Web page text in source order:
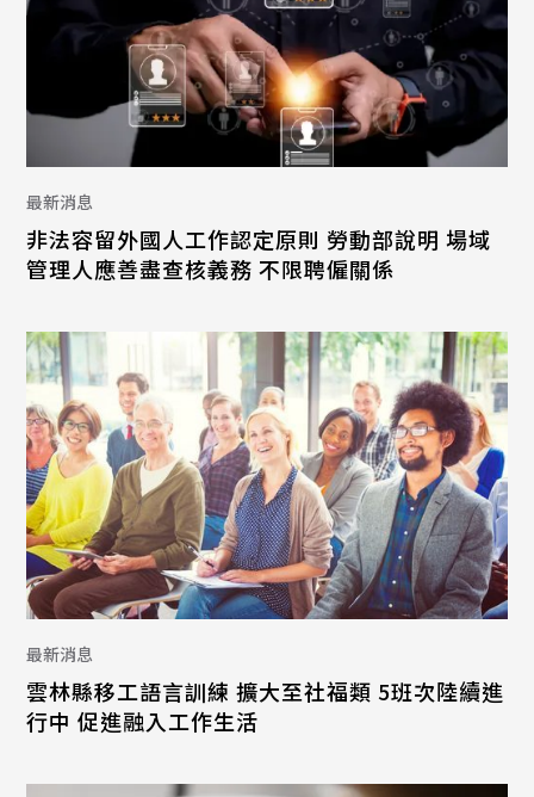
最新消息
非法容留外國人工作認定原則 勞動部說明 場域
管理人應善盡查核義務 不限聘僱關係
最新消息
雲林縣移工語言訓練 擴大至社福類 5班次陸續進
行中 促進融入工作生活